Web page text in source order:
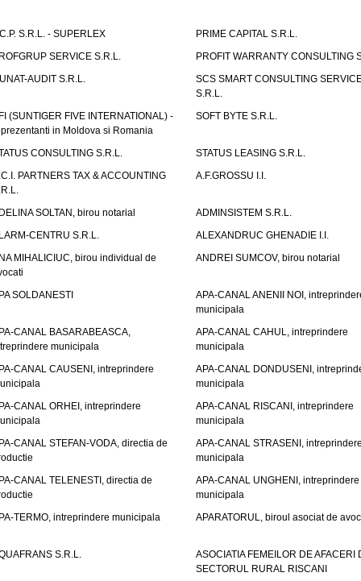
S.R.L. - SUPERLEX
PRIME CAPITAL S.R.L.
SERVICE S.R.L.
PROFIT WARRANTY CONSULTING
AUDIT S.R.L.
SCS SMART CONSULTING
S.R.L.
(SUNTIGER FIVE INTERNATIONAL) -
in Moldova si Romania
SOFT BYTE S.R.L.
CONSULTING S.R.L.
STATUS LEASING S.R.L.
PARTNERS TAX & ACCOUNTING
A.F.GROSSU I.I.
SOLTAN, birou notarial
ADMINSISTEM S.R.L.
CENTRU S.R.L.
ALEXANDRUC GHENADIE I.I.
MIHALICIUC, birou individual de
ANDREI SUMCOV, birou notarial
SOLDANESTI
APA-CANAL ANENII NOI,
municipala
CANAL BASARABEASCA,
municipala
APA-CANAL CAHUL, intreprindere
municipala
CANAL CAUSENI, intreprindere
APA-CANAL DONDUSENI,
municipala
CANAL ORHEI, intreprindere
APA-CANAL RISCANI, intreprindere
municipala
CANAL STEFAN-VODA, directia de
APA-CANAL STRASENI,
municipala
CANAL TELENESTI, directia de
APA-CANAL UNGHENI, intreprindere
municipala
TERMO, intreprindere municipala
APARATORUL, biroul asociat de
S.R.L.
ASOCIATIA FEMEILOR DE AFACERI
SECTORUL RURAL RISCANI